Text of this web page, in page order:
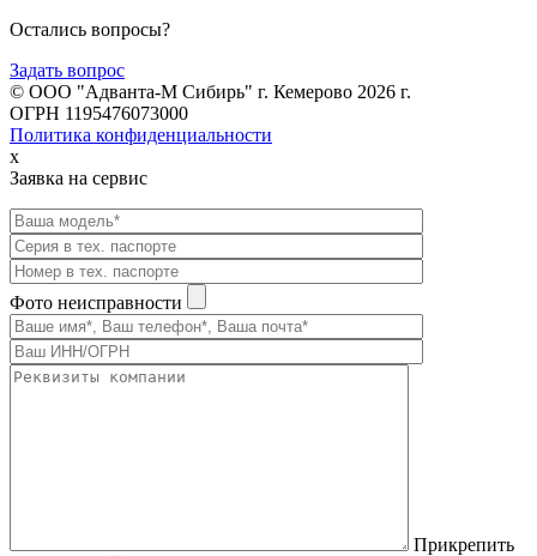
Остались вопросы?
Задать вопрос
© ООО "Адванта-М Сибирь" г. Кемерово 2026 г.
ОГРН 1195476073000
Политика конфиденциальности
x
Заявка на сервис
Фото неисправности
Прикрепить